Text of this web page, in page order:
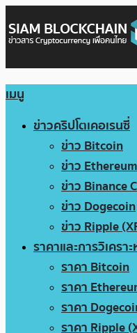
เมนู
ข่าวคริปโตเคอเรนซี่
ข่าว Bitcoin
ข่าว Ethereum
ข่าว Binance
ข่าว Dogecoin
ข่าว Ripple
ราคาและการวิเครา
ราคา Bitcoin
ราคา
ราคา
ราคา Ripple